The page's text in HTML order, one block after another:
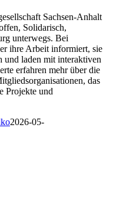
Sachsen-Anhalt
Solidarisch,
unterwegs. Bei
ihre Arbeit informiert, sie
und laden mit interaktiven
erfahren mehr über die
das
Projekte und
2026-05-